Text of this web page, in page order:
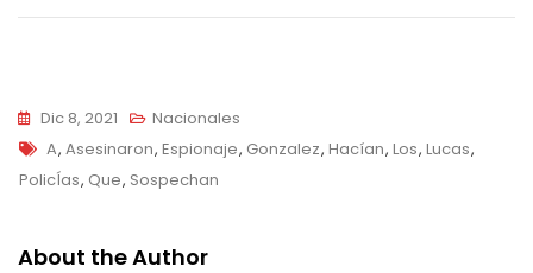
de
Dic 8, 2021
Nacionales
Tags
A, Asesinaron, Espionaje, Gonzalez, Hacían, Los, Lucas,
PolicÍas, Que, Sospechan
About the Author